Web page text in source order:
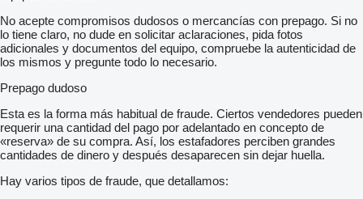
No acepte compromisos dudosos o mercancías con prepago. Si no
lo tiene claro, no dude en solicitar aclaraciones, pida fotos
adicionales y documentos del equipo, compruebe la autenticidad de
los mismos y pregunte todo lo necesario.
Prepago dudoso
Esta es la forma más habitual de fraude. Ciertos vendedores pueden
requerir una cantidad del pago por adelantado en concepto de
«reserva» de su compra. Así, los estafadores perciben grandes
cantidades de dinero y después desaparecen sin dejar huella.
Hay varios tipos de fraude, que detallamos: